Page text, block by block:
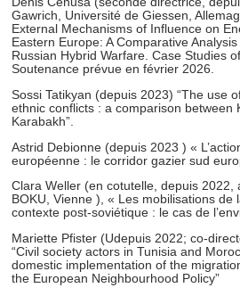
Gawrich, Université de Giessen,
External Mechanisms of Influence on
Eastern Europe: A Comparative
Russian Hybrid Warfare. Case Studies
Soutenance prévue en février 2026.
Sossi Tatikyan (depuis 2023) “The use
ethnic conflicts : a comparison between
Karabakh”.
Astrid Debionne (depuis 2023 ) «
européenne : le corridor gazier sud
Clara Weller (en cotutelle, depuis 2022,
BOKU, Vienne ), « Les mobilisations de
contexte post-soviétique : le cas de
Mariette Pfister (Udepuis 2022; co-
“Civil society actors in Tunisia and
domestic implementation of the
the European Neighbourhood Policy”